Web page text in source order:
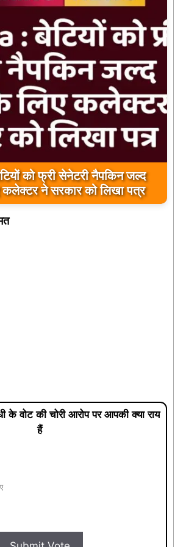
को फ्री सेनेटरी नैपकिन जल्द
कलेक्टर ने सरकार को लिखा पत्र
कार्य गुणवत्तापूर्ण हो, क्वालिटी से
नहीं किया जाए: संजय माथुर
के वोट की चोरी आरोप पर आपकी क्या राय
हैं